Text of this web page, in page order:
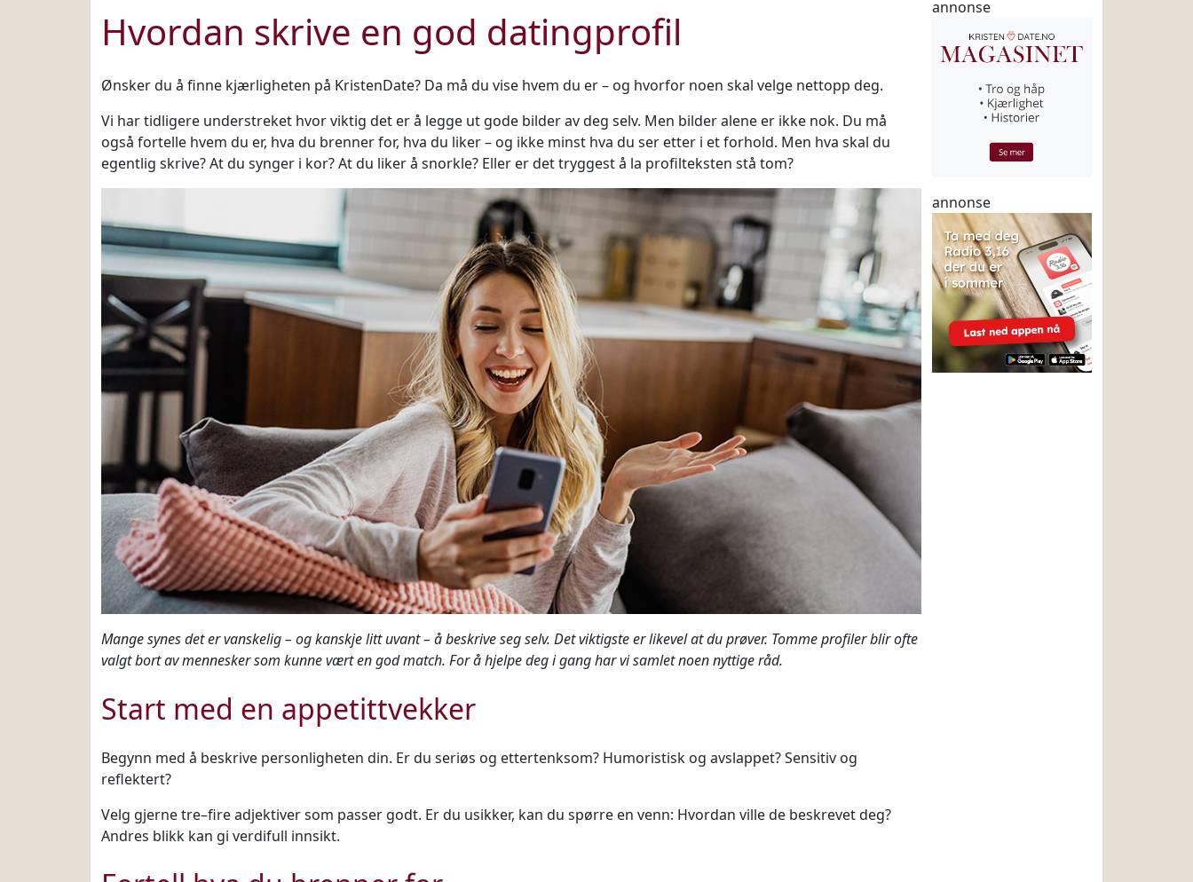
Hvordan skrive en god datingprofil
Ønsker du å finne kjærligheten på KristenDate? Da må du vise hvem du er – og hvorfor noen skal velge nettopp deg.
Vi har tidligere understreket hvor viktig det er å legge ut gode bilder av deg selv. Men bilder alene er ikke nok. Du må
også fortelle hvem du er, hva du brenner for, hva du liker – og ikke minst hva du ser etter i et forhold. Men hva skal du
egentlig skrive? At du synger i kor? At du liker å snorkle? Eller er det tryggest å la profilteksten stå tom?
Mange synes det er vanskelig – og kanskje litt uvant – å beskrive seg selv. Det viktigste er likevel at du prøver. Tomme profiler blir ofte
valgt bort av mennesker som kunne vært en god match. For å hjelpe deg i gang har vi samlet noen nyttige råd.
Start med en appetittvekker
Begynn med å beskrive personligheten din. Er du seriøs og ettertenksom? Humoristisk og avslappet? Sensitiv og
reflektert?
Velg gjerne tre–fire adjektiver som passer godt. Er du usikker, kan du spørre en venn: Hvordan ville de beskrevet deg?
Andres blikk kan gi verdifull innsikt.
annonse
annonse